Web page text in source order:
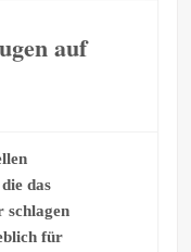
auf
das
schlagen
für